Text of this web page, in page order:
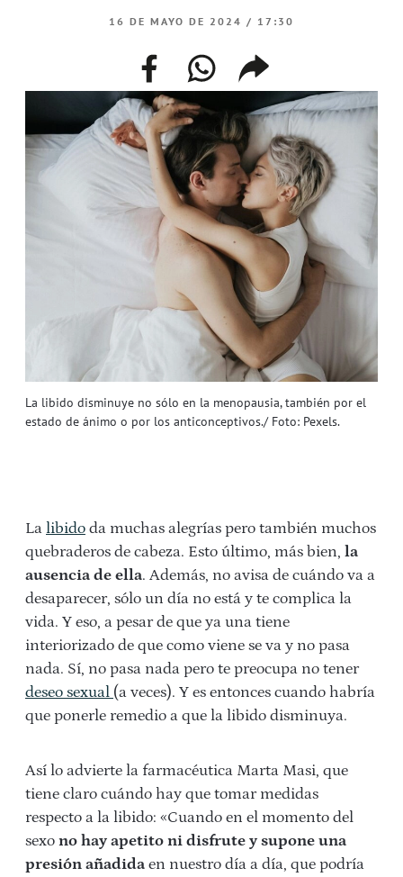
La libido disminuye no sólo en la menopausia, también por el
estado de ánimo o por los anticonceptivos./ Foto: Pexels.
16 DE MAYO DE 2024 / 17:30
facebookwhatsappcompartir
enlace
La libido da muchas alegrías pero también muchos
quebraderos de cabeza. Esto último, más bien, la
ausencia de ella. Además, no avisa de cuándo va a
desaparecer, sólo un día no está y te complica la
vida. Y eso, a pesar de que ya una tiene
interiorizado de que como viene se va y no pasa
nada. Sí, no pasa nada pero te preocupa no tener
deseo sexual (a veces). Y es entonces cuando habría
que ponerle remedio a que la libido disminuya.
Así lo advierte la farmacéutica Marta Masi, que
tiene claro cuándo hay que tomar medidas
respecto a la libido: «Cuando en el momento del
sexo no hay apetito ni disfrute y supone una
presión añadida en nuestro día a día, que podría